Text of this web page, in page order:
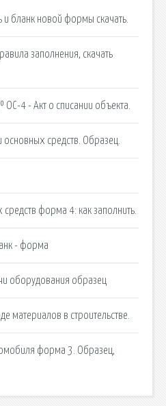
бланк новой формы скачать.
заполнения, скачать
4 - Акт о списании объекта.
средств. Образец.
форма 4: как заполнить.
- форма
оборудования образец
материалов в строительстве.
форма 3. Образец,